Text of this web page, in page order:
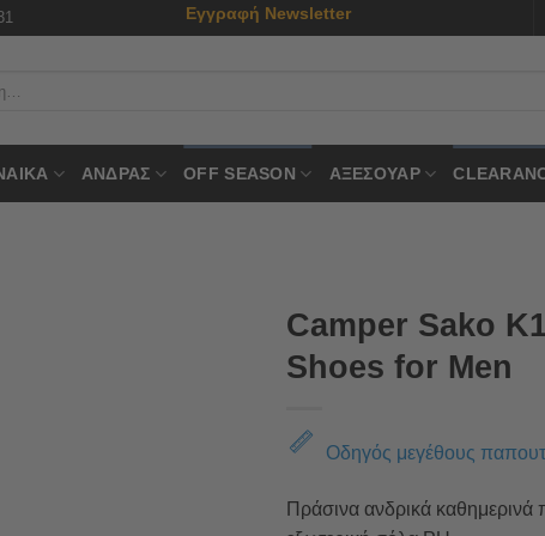
Εγγραφή Newsletter
ΑΝΔΡΑΣ OFF SEASON ΑΞΕΣΟΥΑΡ
Camper Sako
Shoes for Men
Οδηγός μεγέθους
Πράσινα ανδρικά